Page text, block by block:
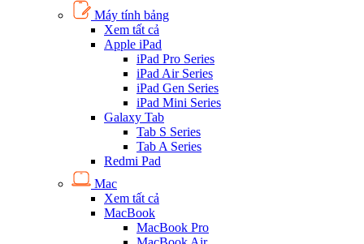
Máy tính bảng
Xem tất cả
Apple iPad
iPad Pro Series
iPad Air Series
iPad Gen Series
iPad Mini Series
Galaxy Tab
Tab S Series
Tab A Series
Redmi Pad
Mac
Xem tất cả
MacBook
MacBook Pro